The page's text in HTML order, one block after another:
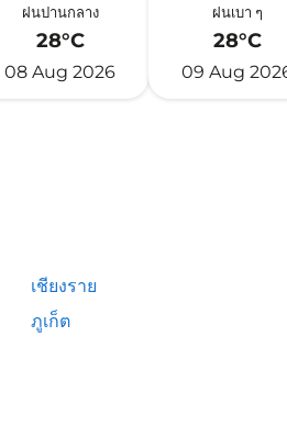
ฝนปานกลาง
28°C
08 Aug 2026
ฝนเบา ๆ
28°C
09 Aug
เชียงราย
ภูเก็ต